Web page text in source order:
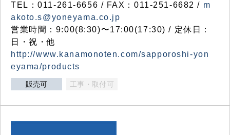
TEL：011-261-6656 / FAX：011-251-6682 / m
akoto.s@yoneyama.co.jp
営業時間：9:00(8:30)〜17:00(17:30) / 定休日：
日・祝・他
http://www.kanamonoten.com/sapporoshi-yon
eyama/products
販売可 工事・取付可